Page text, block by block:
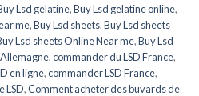
Lsd gelatine,Buy Lsd gelatine online,
me,Buy Lsd sheets,Buy Lsd sheets
Lsd sheets Online Near me,Buy Lsd
,commander du LSD France,
en ligne,commander LSD France,
LSD,Comment acheter des buvards de